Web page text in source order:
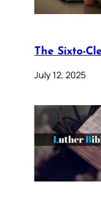
The Sixto-
July 12, 2025